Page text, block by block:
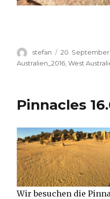
Autor
stefan
Veröffentlicht
am
20. September
Australien_2016 ,West
Pinnacles
Wir besuchen die